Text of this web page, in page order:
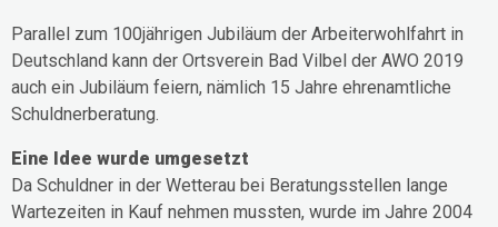
Parallel zum 100jährigen Jubiläum der Arbeiterwohlfahrt in
Deutschland kann der Ortsverein Bad Vilbel der AWO 2019
auch ein Jubiläum feiern, nämlich 15 Jahre ehrenamtliche
Schuldnerberatung.
Eine Idee wurde umgesetzt
Da Schuldner in der Wetterau bei Beratungsstellen lange
Wartezeiten in Kauf nehmen mussten, wurde im Jahre 2004